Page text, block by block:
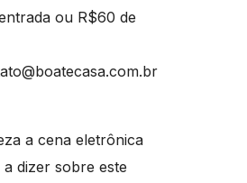
ou R$60 de
a cena eletrônica
dizer sobre este